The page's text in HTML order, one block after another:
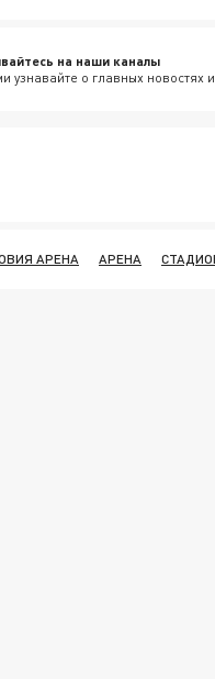
на наши каналы
узнавайте о главных новостях
АРЕНА АРЕНА